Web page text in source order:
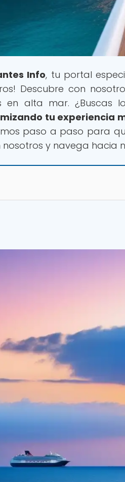
Info, tu portal
Descubre con
en alta mar. ¿Buscas
tu experiencia
paso a paso para
y navega hacia